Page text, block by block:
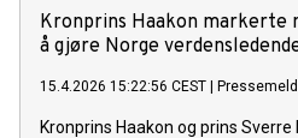
Kronprins Haakon
å gjøre Norge
15.4.2026 15:22:56 CEST
Kronprins Haakon og prins